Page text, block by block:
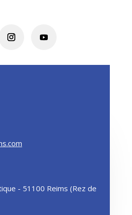
- 51100 Reims (Rez de